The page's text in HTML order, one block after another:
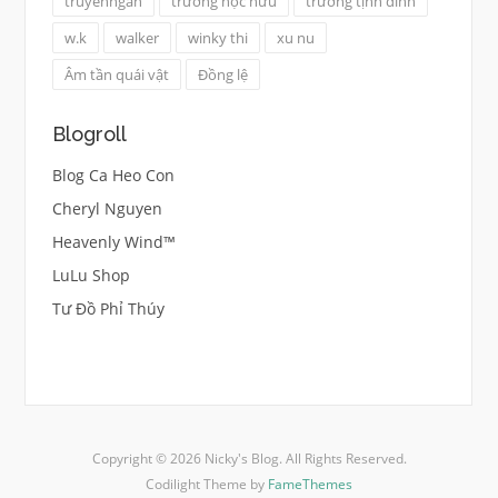
w.k
walker winky thi
xu nu
Âm tần quái vật
Đồng lệ
Blogroll
Blog Ca Heo Con
Cheryl Nguyen
Heavenly Wind™
LuLu Shop
Tư Đồ Phỉ Thúy
Copyright © 2026 Nicky's Blog. All Rights Reserved.
Codilight Theme by FameThemes